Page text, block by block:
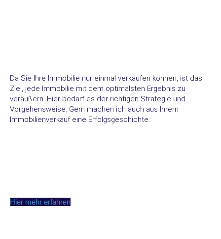
Da Sie Ihre Immobilie nur einmal verkaufen können, ist das
Ziel, jede Immobilie mit dem optimalsten Ergebnis zu
veräußern. Hier bedarf es der richtigen Strategie und
Vorgehensweise. Gern machen ich auch aus Ihrem
Immobilienverkauf eine Erfolgsgeschichte.
Hier mehr erfahren